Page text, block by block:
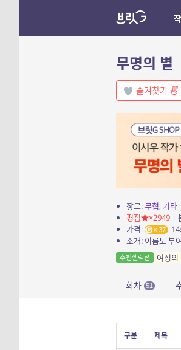
무명의 별
즐겨찾기
장르:무협, 기타
평점
×2949|
가격:
37
소개: 이름도 부
추천셀렉션 여성
회차 51
구분 제목